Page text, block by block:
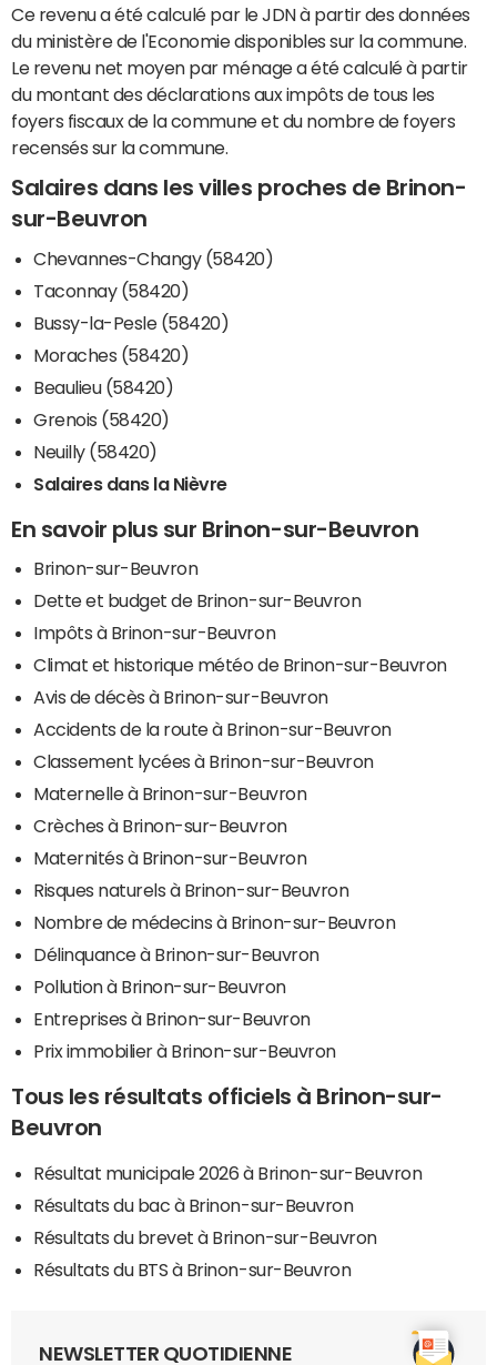
Ce revenu a été calculé par le JDN à partir des données
du ministère de l'Economie disponibles sur la commune.
Le revenu net moyen par ménage a été calculé à partir
du montant des déclarations aux impôts de tous les
foyers fiscaux de la commune et du nombre de foyers
recensés sur la commune.
Salaires dans les villes proches de Brinon-
sur-Beuvron
Chevannes-Changy (58420)
Taconnay (58420)
Bussy-la-Pesle (58420)
Moraches (58420)
Beaulieu (58420)
Grenois (58420)
Neuilly (58420)
Salaires dans la Nièvre
En savoir plus sur Brinon-sur-Beuvron
Brinon-sur-Beuvron
Dette et budget de Brinon-sur-Beuvron
Impôts à Brinon-sur-Beuvron
Climat et historique météo de Brinon-sur-Beuvron
Avis de décès à Brinon-sur-Beuvron
Accidents de la route à Brinon-sur-Beuvron
Classement lycées à Brinon-sur-Beuvron
Maternelle à Brinon-sur-Beuvron
Crèches à Brinon-sur-Beuvron
Maternités à Brinon-sur-Beuvron
Risques naturels à Brinon-sur-Beuvron
Nombre de médecins à Brinon-sur-Beuvron
Délinquance à Brinon-sur-Beuvron
Pollution à Brinon-sur-Beuvron
Entreprises à Brinon-sur-Beuvron
Prix immobilier à Brinon-sur-Beuvron
Tous les résultats officiels à Brinon-sur-
Beuvron
Résultat municipale 2026 à Brinon-sur-Beuvron
Résultats du bac à Brinon-sur-Beuvron
Résultats du brevet à Brinon-sur-Beuvron
Résultats du BTS à Brinon-sur-Beuvron
NEWSLETTER QUOTIDIENNE